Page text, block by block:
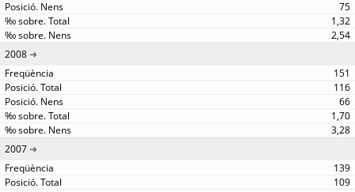
75
1,32
2,54
2008
151
116
66
1,70
3,28
2007
139
109